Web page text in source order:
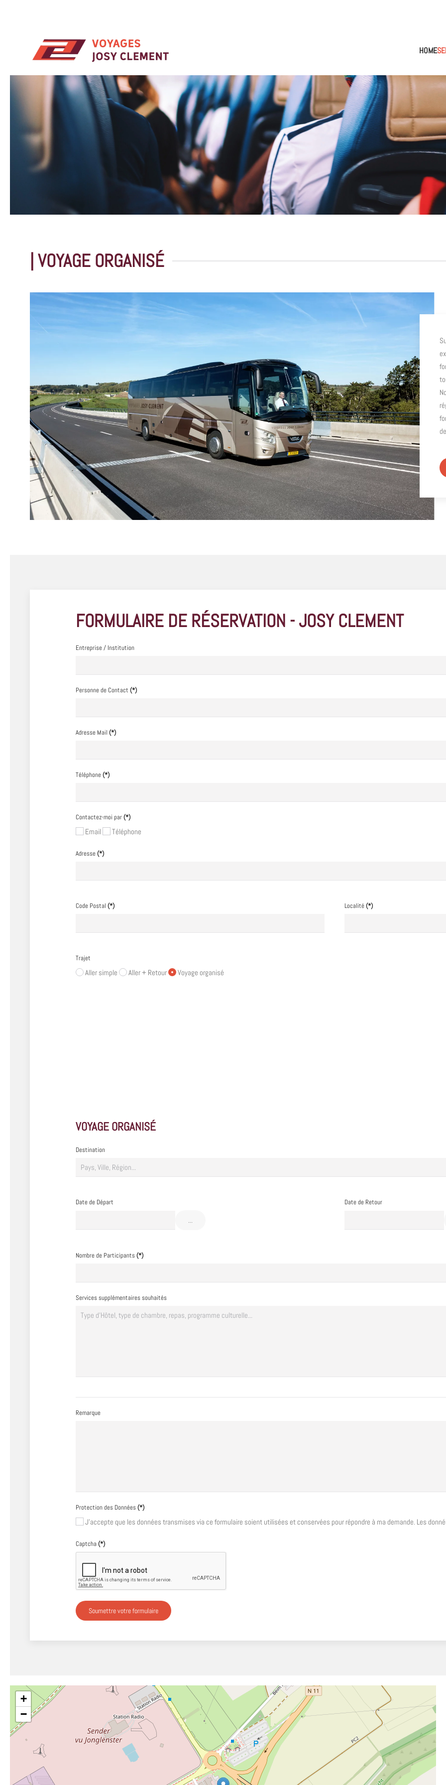
HOME
| VOYAGE ORGANISÉ
FORMULAIRE DE RÉSERVATION - JOSY CLEMENT
Entreprise / Institution
Personne de Contact (*)
Adresse Mail (*)
Téléphone(*)
Contactez-moi par(*)
Email Téléphone
Adresse(*)
Code Postal (*) Localité(*)
Trajet
Aller simple Aller + Retour Voyage organisé
VOYAGE ORGANISÉ
Destination
Date de Départ
...
Date de Retour
Nombre de Participants(*)
Services supplémentaires souhaités
Remarque
Protection des Données(*)
J'accepte que les données transmises via ce formulaire soient utilisées et conservées pour répondre à ma demande. Les
Captcha(*)
Soumettre votre formulaire
+
−